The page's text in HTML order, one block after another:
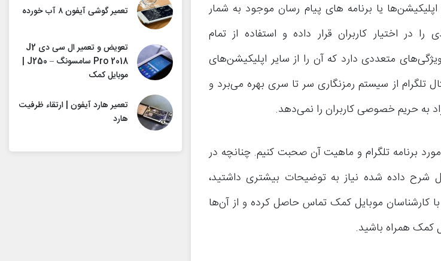
یا برنامه های پیام رسان موجود به شمار
در اختیار کاربران قرار داده و استفاده از تمام
متعددی دارد که آن را از سایر اپلیکیشن‌های
تلگرام از سیستم رمزنگاری سر تا سری بهره می‌برد و
به حریم خصوصی کاربران را نمی‌دهد.
برنامه تلگرام و ماهیت آن صحبت کنیم. چنانچه در
داده شده نیاز به توضیحات بیشتری داشتید،
کارشناسان موبایل کمک تماس حاصل کرده و از آن‌ها
کمک همراه باشید.
تعمیر گوشی آیفون ۸ آب خورده
تعویض و تعمیر ال سی دی J2
Pro 2018 سامسونگ – J250 |
موبایل کمک
تعمیر هارد آیفون | ارتقاء ظرفیت
هارد